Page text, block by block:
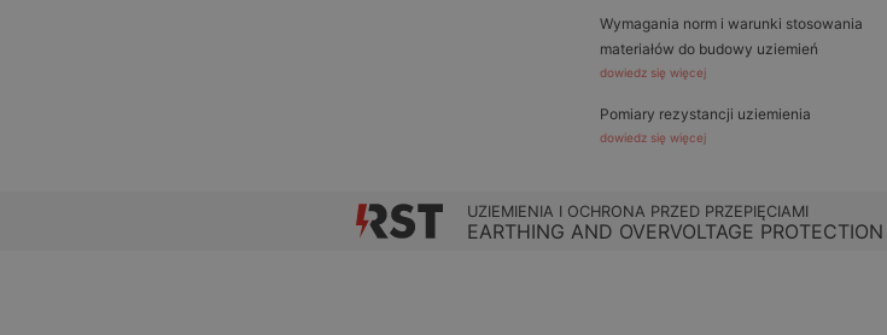
Wymagania norm i warunki stosowania
materiałów do budowy uziemień
dowiedz się więcej
Pomiary rezystancji uziemienia
dowiedz się więcej
UZIEMIENIA I OCHRONA PRZED PRZEPIĘCIAMI
EARTHING AND OVERVOLTAGE PROTECTION